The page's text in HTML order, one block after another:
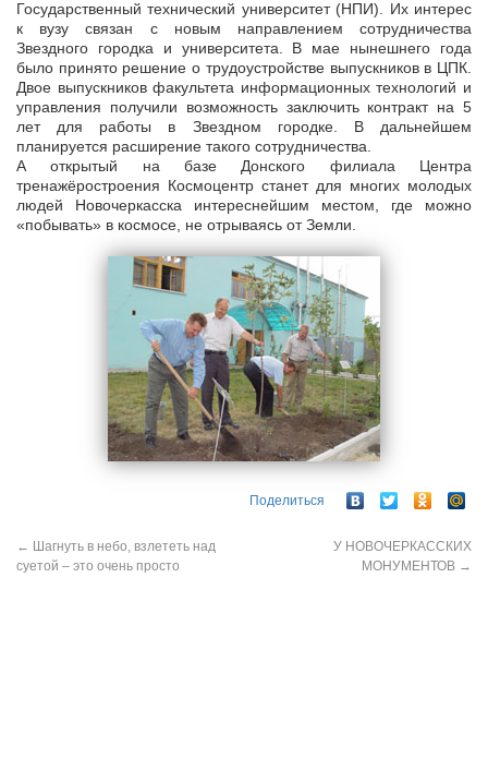
Государственный технический университет (НПИ). Их интерес
к вузу связан с новым направлением сотрудничества
Звездного городка и университета. В мае нынешнего года
было принято решение о трудоустройстве выпускников в ЦПК.
Двое выпускников факультета информационных технологий и
управления получили возможность заключить контракт на 5
лет для работы в Звездном городке. В дальнейшем
планируется расширение такого сотрудничества.
А открытый на базе Донского филиала Центра
тренажёростроения Космоцентр станет для многих молодых
людей Новочеркасска интереснейшим местом, где можно
«побывать» в космосе, не отрываясь от Земли.
Поделиться
← Шагнуть в небо, взлететь над
суетой – это очень просто
У НОВОЧЕРКАССКИХ
МОНУМЕНТОВ →